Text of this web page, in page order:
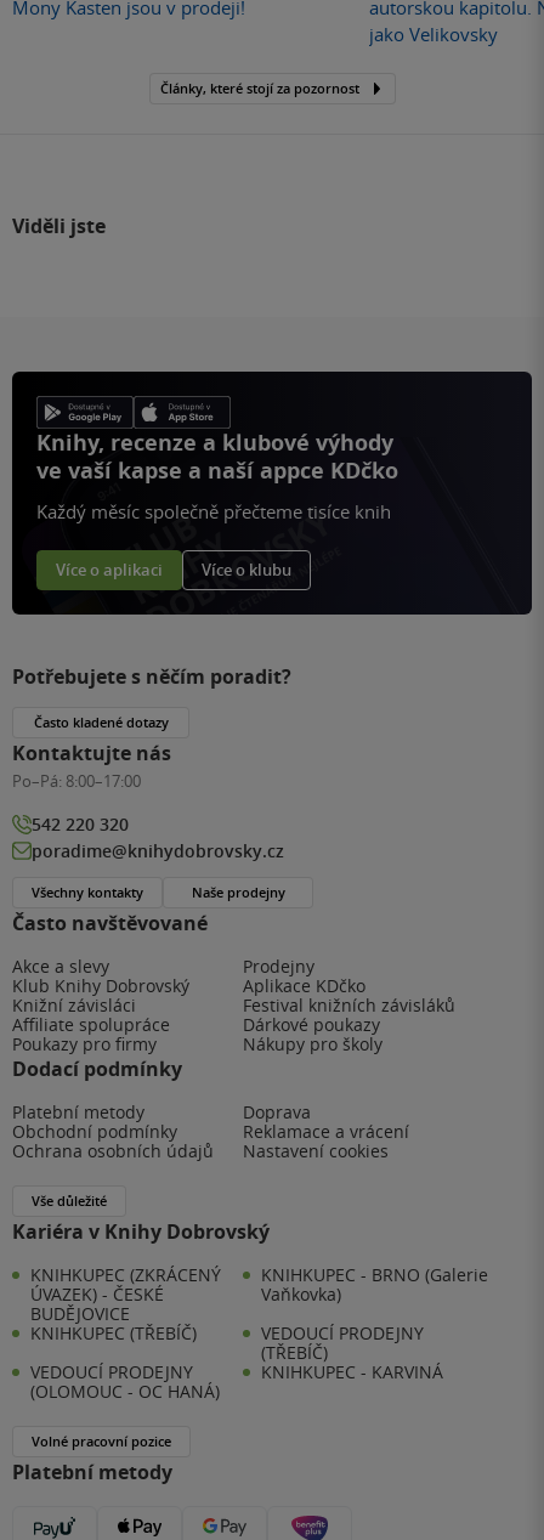
Mony Kasten jsou v prodeji!
autorskou kapitolu.
jako Velikovsky
Články, které stojí za pozornost
Viděli jste
Knihy, recenze a klubové výhody
ve vaší kapse a naší appce KDčko
Každý měsíc společně přečteme tisíce knih
Více o aplikaci Více o klubu
Často navštěvované
Akce a slevy
Prodejny
Klub Knihy Dobrovský
Aplikace KDčko
Knižní závisláci
Festival knižních závisláků
Affiliate spolupráce
Dárkové poukazy
Poukazy pro firmy
Nákupy pro školy
Dodací podmínky
Platební metody
Doprava
Obchodní podmínky
Reklamace a vrácení
Ochrana osobních údajů
Nastavení cookies
Vše důležité
Kariéra v Knihy Dobrovský
KNIHKUPEC (ZKRÁCENÝ
ÚVAZEK) - ČESKÉ
BUDĚJOVICE
KNIHKUPEC - BRNO (Galerie
Vaňkovka)
KNIHKUPEC (TŘEBÍČ)
VEDOUCÍ PRODEJNY
(TŘEBÍČ)
VEDOUCÍ PRODEJNY
(OLOMOUC - OC HANÁ)
KNIHKUPEC - KARVINÁ
Volné pracovní pozice
Platební metody
Potřebujete s něčím poradit?
Často kladené dotazy
Kontaktujte nás
Po–Pá: 8:00–17:00
542 220 320
poradime@knihydobrovsky.cz
Všechny kontakty Naše prodejny